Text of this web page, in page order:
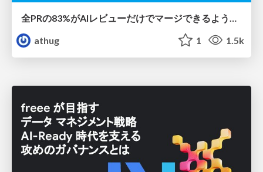
athug
1 1.5k